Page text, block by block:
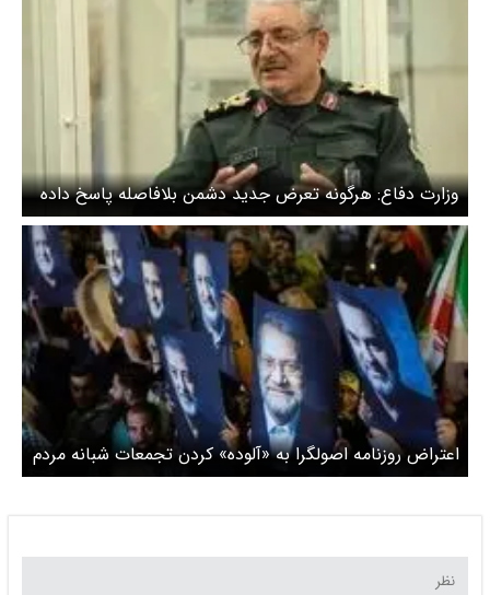
وزارت دفاع: هرگونه تعرض جدید دشمن بلافاصله پاسخ داده
می‌شود
اعتراض روزنامه اصولگرا به «آلوده» کردن تجمعات شبانه مردم
/ عده‌ای با پرچم انقلابی‌گری مداحان و سخنرانان را ماله‌کش